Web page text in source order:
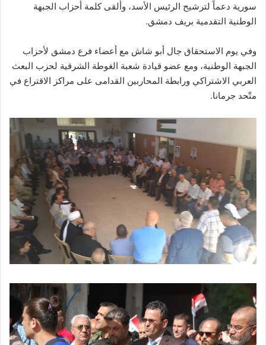
سورية دعماً لترشيح الرئيس الأسد، وألقى كلمة أحزاب الجبهة
الوطنية التقدمية بريف دمشق.
وفي يوم الاستحقاق جال أبو شاش مع أعضاء فرع دمشق لأحزاب
الجبهة الوطنية، ومع عضو قيادة شعبة الغوطة الشرقية لحزب البعث
العربي الاشتراكي ورابطة المحاربين القدامى على مراكز الاقتراع في
متّحد جرمانا.